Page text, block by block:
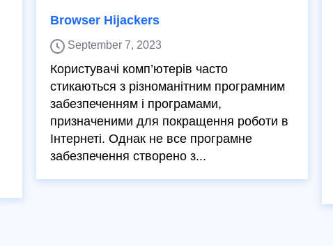
Browser Hijackers
September 7, 2023
Користувачі комп’ютерів часто
стикаються з різноманітним програмним
забезпеченням і програмами,
призначеними для покращення роботи в
Інтернеті. Однак не все програмне
забезпечення створено з...